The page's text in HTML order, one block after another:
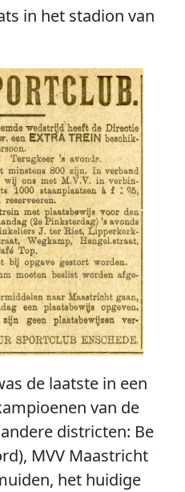
in het stadion van
de laatste in een
van de
districten: Be
MVV Maastricht
het huidige